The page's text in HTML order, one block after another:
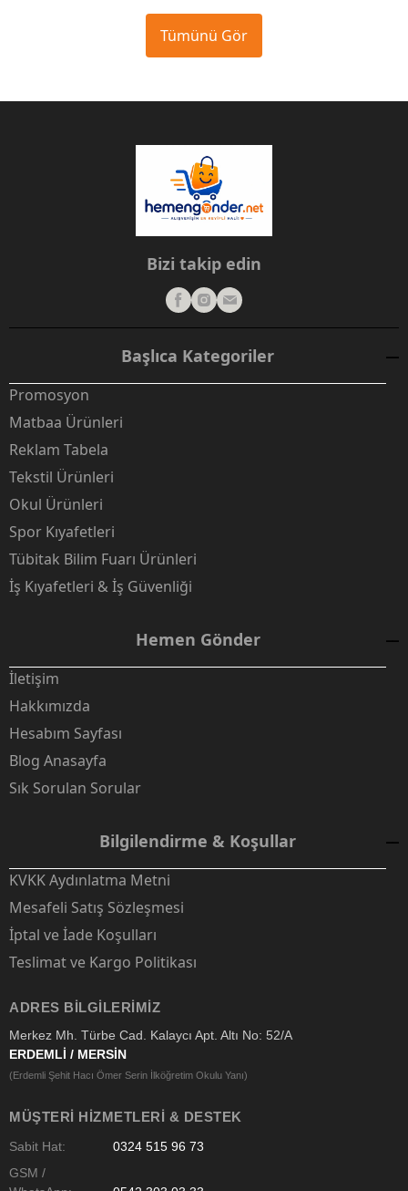
Tümünü Gör
Bizi takip edin
Başlıca Kategoriler
Promosyon
Matbaa Ürünleri
Reklam Tabela
Tekstil Ürünleri
Okul Ürünleri
Spor Kıyafetleri
Tübitak Bilim Fuarı Ürünleri
İş Kıyafetleri & İş Güvenliği
Hemen Gönder
İletişim
Hakkımızda
Hesabım Sayfası
Blog Anasayfa
Sık Sorulan Sorular
Bilgilendirme & Koşullar
KVKK Aydınlatma Metni
Mesafeli Satış Sözleşmesi
İptal ve İade Koşulları
Teslimat ve Kargo Politikası
ADRES BILGILERIMIZ
Merkez Mh. Türbe Cad. Kalaycı Apt. Altı No: 52/A
ERDEMLİ / MERSİN
(Erdemli Şehit Hacı Ömer Serin İlköğretim Okulu Yanı)
MÜŞTERI HIZMETLERI & DESTEK
Sabit Hat:
0324 515 96 73
GSM /